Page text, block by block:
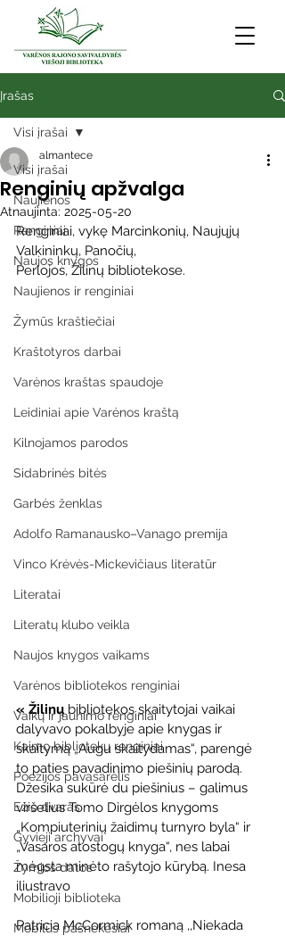
Įrašas
Visi įrašai
Naujienos
Renginiai
Naujos knygos
Naujienos ir renginiai
Žymūs kraštiečiai
Kraštotyros darbai
Varėnos kraštas spaudoje
Leidiniai apie Varėnos kraštą
Kilnojamos parodos
Sidabrinės bitės
Garbės ženklas
Adolfo Ramanausko–Vanago premija
Vinco Krėvės-Mickevičiaus literatūr
Literatai
Literatų klubo veikla
Naujos knygos vaikams
Varėnos bibliotekos renginiai
Vaikų ir jaunimo renginiai
Kaimo bibliotekų renginiai
Poezijos pavasarėlis
Ežio dvaras
Gyvieji archyvai
Žymios datos
Mobilioji biblioteka
Mobilūs pašnekesiai
Visi įrašai
Renginių apžvalga
almantece
Atnaujinta: 2025-05-20
Renginiai, vykę Marcinkonių, Naujųjų
Valkininkų, Panočių,
Perlojos, Žilinų bibliotekose.
« Žilinų bibliotekos skaitytojai vaikai
dalyvavo pokalbyje apie knygas ir
skaitymą „Augu skaitydamas“, parengė
to paties pavadinimo piešinių parodą.
Džesika sukūrė du piešinius – galimus
viršelius Tomo Dirgėlos knygoms
„Kompiuterinių žaidimų turnyro byla“ ir
„Vasaros atostogų knyga“, nes labai
mėgsta minėto rašytojo kūrybą. Inesa
iliustravo
Patricia McCormick romaną ,,Niekada